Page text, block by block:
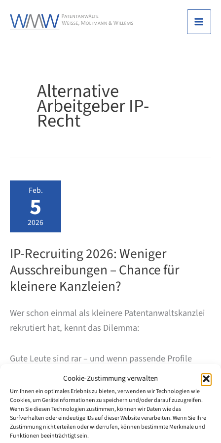
Cookie-Zustimmung verwalten
Um Ihnen ein optimales Erlebnis zu bieten, verwenden wir Technologien wie
Cookies, um Geräteinformationen zu speichern und/oder darauf zuzugreifen.
Wenn Sie diesen Technologien zustimmen, können wir Daten wie das
Surfverhalten oder eindeutige IDs auf dieser Website verarbeiten. Wenn Sie Ihre
Zustimmung nicht erteilen oder widerrufen, können bestimmte Merkmale und
Funktionen beeinträchtigt sein.
Inhalt
Alternative
Arbeitgeber IP-
Recht
Feb.
5
2026
IP-Recruiting 2026: Weniger
Ausschreibungen – Chance für
kleinere Kanzleien?
Wer schon einmal als kleinere Patentanwaltskanzlei
rekrutiert hat, kennt das Dilemma:
Gute Leute sind rar – und wenn passende Profile
wechselbereit sind oder Absolventinnen und
Absolventen neu in den IP-Bereich einsteigen wollen,
bekommen häufig große Kanzleien oder
Industrie/Inhouse den Zuschlag.